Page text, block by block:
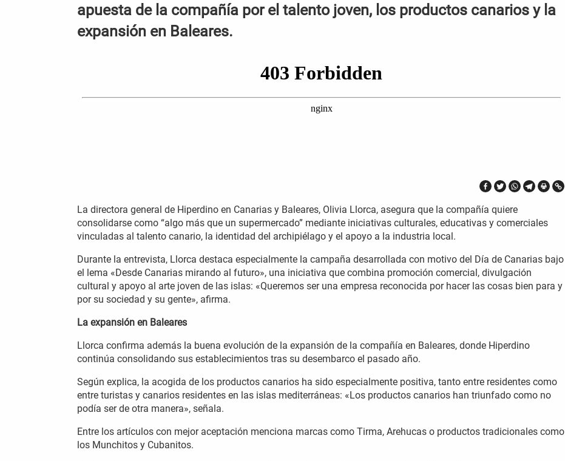
apuesta de la compañía por el talento joven, los productos canarios y la
expansión en Baleares.
La directora general de Hiperdino en Canarias y Baleares, Olivia Llorca, asegura que la compañía quiere
consolidarse como “algo más que un supermercado” mediante iniciativas culturales, educativas y comerciales
vinculadas al talento canario, la identidad del archipiélago y el apoyo a la industria local.
Durante la entrevista, Llorca destaca especialmente la campaña desarrollada con motivo del Día de Canarias bajo
el lema «Desde Canarias mirando al futuro», una iniciativa que combina promoción comercial, divulgación
cultural y apoyo al arte joven de las islas: «Queremos ser una empresa reconocida por hacer las cosas bien para y
por su sociedad y su gente», afirma.
La expansión en Baleares
Llorca confirma además la buena evolución de la expansión de la compañía en Baleares, donde Hiperdino
continúa consolidando sus establecimientos tras su desembarco el pasado año.
Según explica, la acogida de los productos canarios ha sido especialmente positiva, tanto entre residentes como
entre turistas y canarios residentes en las islas mediterráneas: «Los productos canarios han triunfado como no
podía ser de otra manera», señala.
Entre los artículos con mejor aceptación menciona marcas como Tirma, Arehucas o productos tradicionales como
los Munchitos y Cubanitos.